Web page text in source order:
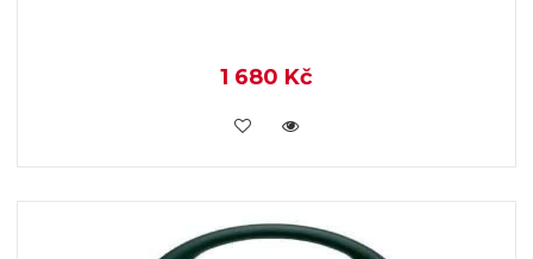
1 680 Kč
KOUPIT